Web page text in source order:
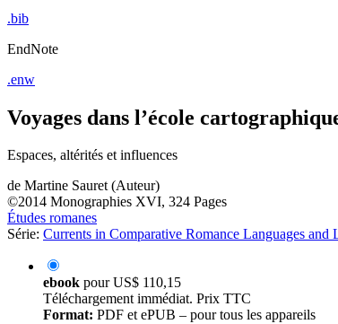
.bib
EndNote
.enw
Voyages dans l’école
Espaces, altérités et influences
de Martine Sauret (Auteur)
©2014 Monographies XVI, 324 Pages
Études romanes
Série: Currents in Comparative Romance Languages and
ebook pourUS$ 110,15
Téléchargement immédiat. Prix TTC
Format: PDF et ePUB – pour tous les appareils